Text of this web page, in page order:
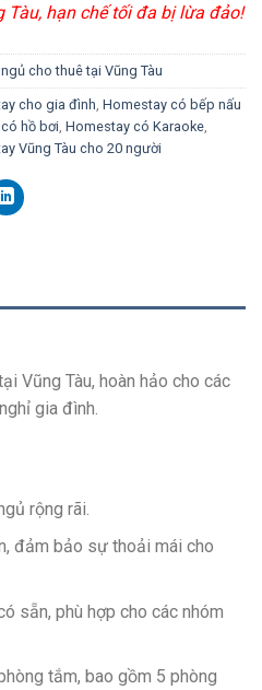
Tàu, hạn chế tối đa bị lừa đảo!
cho thuê tại Vũng Tàu
cho gia đình Homestay có bếp nấu
hồ bơi Homestay có Karaoke
Vũng Tàu cho 20 người
Vũng Tàu, hoàn hảo cho các
gia đình.
rộng rãi.
đảm bảo sự thoải mái cho
sẵn, phù hợp cho các nhóm
tắm, bao gồm 5 phòng